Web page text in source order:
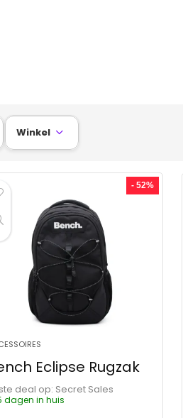
Winkel 
- 52%
Eclipse Rugzak
deal op:
Secret Sales
dagen in huis